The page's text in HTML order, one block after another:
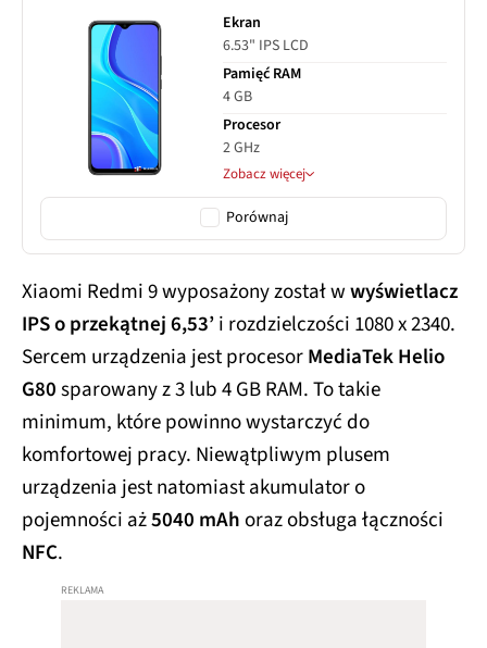
Ekran
6.53" IPS LCD
Pamięć RAM
4 GB
Procesor
2 GHz
Zobacz więcej
Porównaj
Xiaomi Redmi 9 wyposażony został wwyświetlacz
IPS o przekątnej 6,53’i rozdzielczości 1080 x 2340.
Sercem urządzenia jest procesorMediaTek Helio
G80sparowany z 3 lub 4 GB RAM. To takie
minimum, które powinno wystarczyć do
komfortowej pracy. Niewątpliwym plusem
urządzenia jest natomiast akumulator o
pojemności aż5040 mAhoraz obsługa łączności
NFC.